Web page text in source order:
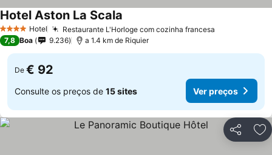
4 EstrelasHotel Restaurante L'Horloge com cozinha francesa
Hotel Aston La Scala
7,8 Boa 9.236 a 1.4 km de Riquier
De € 92
Consulte os preços de 15 sites Ver preços
Partilhar